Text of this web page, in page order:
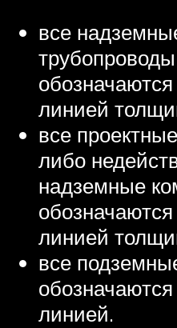
все
линией
все
либо
надземные
линией
все
линией.